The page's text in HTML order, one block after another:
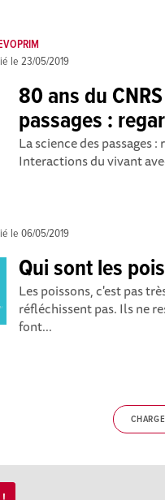
le23/05/2019
80 ans du
passages :
La science des passages
Interactions du vivant
le06/05/2019
Qui sont les
Les poissons, c'est pas
réfléchissent pas. Ils ne
font...